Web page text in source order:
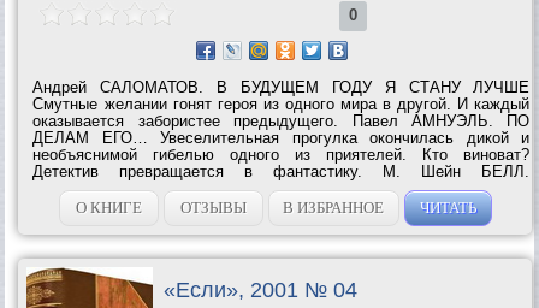
0
Андрей САЛОМАТОВ. В БУДУЩЕМ ГОДУ Я СТАНУ ЛУЧШЕ
Смутные желании гонят героя из одного мира в другой. И каждый
оказывается забористее предыдущего. Павел АМНУЭЛЬ. ПО
ДЕЛАМ ЕГО… Увеселительная прогулка окончилась дикой и
необъяснимой гибелью одного из приятелей. Кто виноват?
Детектив превращается в фантастику. М. Шейн БЕЛЛ.
ДЕБЕТОВОЕ САЛЬДО Укладываясь в спячку на четыреста лет,
подумайте, все ли вы предусмотрели. ...
О КНИГЕ ОТЗЫВЫ В ИЗБРАННОЕ ЧИТАТЬ
«Если», 2001 № 04